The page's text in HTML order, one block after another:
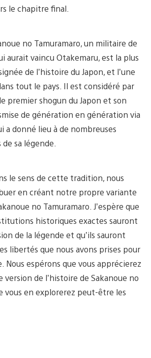
le chapitre final.
no Tamuramaro, un militaire de
aurait vaincu Otakemaru, est la plus
de l’histoire du Japon, et l’une
tout le pays. Il est considéré par
premier shogun du Japon et son
de génération en génération via
a donné lieu à de nombreuses
sa légende.
le sens de cette tradition, nous
en créant notre propre variante
no Tamuramaro. J’espère que
historiques exactes sauront
de la légende et qu’ils sauront
libertés que nous avons prises pour
Nous espérons que vous apprécierez
de l’histoire de Sakanoue no
vous en explorerez peut-être les